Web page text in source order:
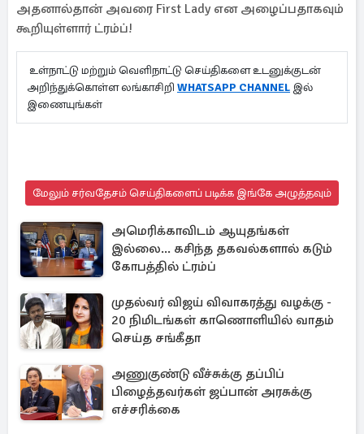
அதனால்தான் அவரை First Lady என அழைப்பதாகவும்
கூறியுள்ளார் ட்ரம்ப்!
உள்நாட்டு மற்றும் வெளிநாட்டு செய்திகளை உடனுக்குடன்
அறிந்துக்கொள்ள லங்காசிறி WHATSAPP CHANNEL இல்
இணையுங்கள்
மேலும் சர்வதேசம் செய்திகளைப் படிக்க இங்கே அழுத்தவும்
அமெரிக்காவிடம் ஆயுதங்கள்
இல்லை... கசிந்த தகவல்களால் கடும்
கோபத்தில் ட்ரம்ப்
முதல்வர் விஜய் விவாகரத்து வழக்கு -
20 நிமிடங்கள் காணொளியில் வாதம்
செய்த சங்கீதா
அணுகுண்டு வீச்சுக்கு தப்பிப்
பிழைத்தவர்கள் ஜப்பான் அரசுக்கு
எச்சரிக்கை